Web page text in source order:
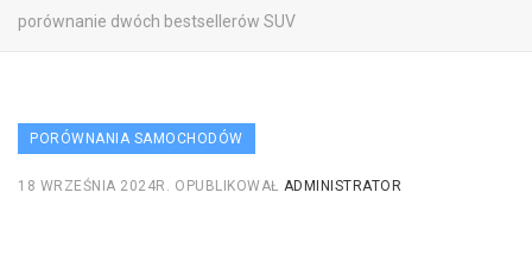
porównanie dwóch bestsellerów SUV
PORÓWNANIA SAMOCHODÓW
18 WRZEŚNIA 2024R. OPUBLIKOWAŁ ADMINISTRATOR